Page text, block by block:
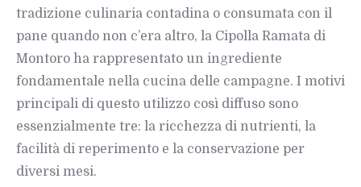
tradizione culinaria contadina o consumata con il
pane quando non c’era altro, la Cipolla Ramata di
Montoro ha rappresentato un ingrediente
fondamentale nella cucina delle campagne. I motivi
principali di questo utilizzo così diffuso sono
essenzialmente tre: la ricchezza di nutrienti, la
facilità di reperimento e la conservazione per
diversi mesi.